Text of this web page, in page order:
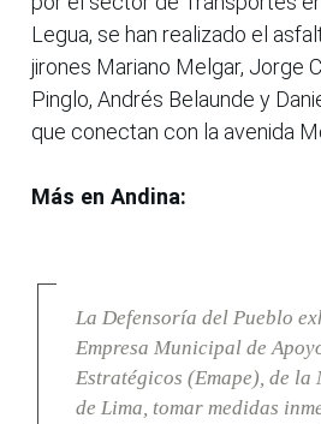
Legua, se han realizado el
jirones Mariano Melgar, Jorge
Pinglo, Andrés Belaunde y
que conectan con la avenida
Más en Andina:
La Defensoría del Pueblo
Empresa Municipal de
Estratégicos (Emape), de
de Lima, tomar medidas